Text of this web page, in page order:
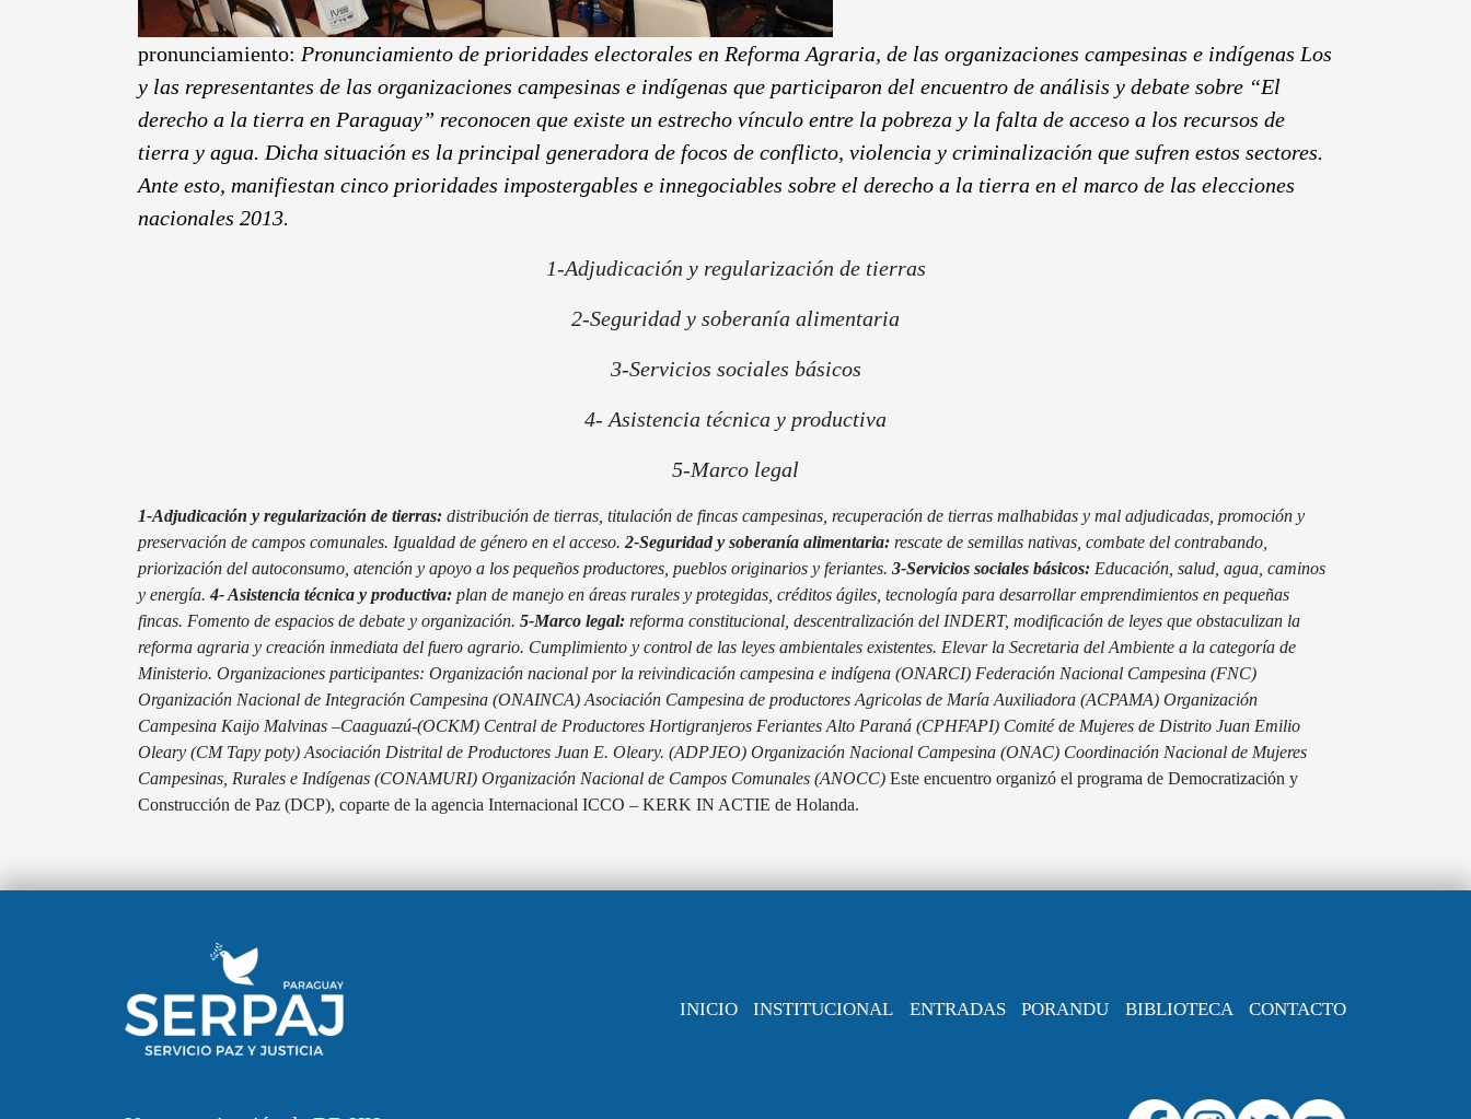
pronunciamiento: Pronunciamiento de prioridades electorales en Reforma Agraria, de las organizaciones campesinas e indígenas Los
y las representantes de las organizaciones campesinas e indígenas que participaron del encuentro de análisis y debate sobre “El
derecho a la tierra en Paraguay” reconocen que existe un estrecho vínculo entre la pobreza y la falta de acceso a los recursos de
tierra y agua. Dicha situación es la principal generadora de focos de conflicto, violencia y criminalización que sufren estos sectores.
Ante esto, manifiestan cinco prioridades impostergables e innegociables sobre el derecho a la tierra en el marco de las elecciones
nacionales 2013.
1-Adjudicación y regularización de tierras
2-Seguridad y soberanía alimentaria
3-Servicios sociales básicos
4- Asistencia técnica y productiva
5-Marco legal
1-Adjudicación y regularización de tierras: distribución de tierras, titulación de fincas campesinas, recuperación de tierras malhabidas y mal adjudicadas, promoción y
preservación de campos comunales. Igualdad de género en el acceso. 2-Seguridad y soberanía alimentaria: rescate de semillas nativas, combate del contrabando,
priorización del autoconsumo, atención y apoyo a los pequeños productores, pueblos originarios y feriantes. 3-Servicios sociales básicos: Educación, salud, agua, caminos
y energía. 4- Asistencia técnica y productiva: plan de manejo en áreas rurales y protegidas, créditos ágiles, tecnología para desarrollar emprendimientos en pequeñas
fincas. Fomento de espacios de debate y organización. 5-Marco legal: reforma constitucional, descentralización del INDERT, modificación de leyes que obstaculizan la
reforma agraria y creación inmediata del fuero agrario. Cumplimiento y control de las leyes ambientales existentes. Elevar la Secretaria del Ambiente a la categoría de
Ministerio. Organizaciones participantes: Organización nacional por la reivindicación campesina e indígena (ONARCI) Federación Nacional Campesina (FNC)
Organización Nacional de Integración Campesina (ONAINCA) Asociación Campesina de productores Agricolas de María Auxiliadora (ACPAMA) Organización
Campesina Kaijo Malvinas –Caaguazú-(OCKM) Central de Productores Hortigranjeros Feriantes Alto Paraná (CPHFAPI) Comité de Mujeres de Distrito Juan Emilio
Oleary (CM Tapy poty) Asociación Distrital de Productores Juan E. Oleary. (ADPJEO) Organización Nacional Campesina (ONAC) Coordinación Nacional de Mujeres
Campesinas, Rurales e Indígenas (CONAMURI) Organización Nacional de Campos Comunales (ANOCC) Este encuentro organizó el programa de Democratización y
Construcción de Paz (DCP), coparte de la agencia Internacional ICCO – KERK IN ACTIE de Holanda.
INICIO INSTITUCIONAL ENTRADAS PORANDU BIBLIOTECA CONTACTO